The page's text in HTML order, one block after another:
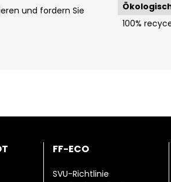
und fordern Sie
100%
FF-ECO
SVU-Richtlinie